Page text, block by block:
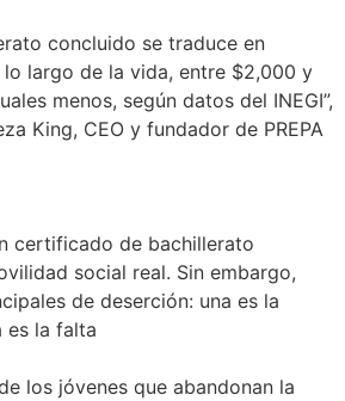
concluido se traduce en
lo largo de la vida, entre $2,000 y
menos, según datos del INEGI”,
King, CEO y fundador de PREPA
certificado de bachillerato
social real. Sin embargo,
de deserción: una es la
es la falta
los jóvenes que abandonan la